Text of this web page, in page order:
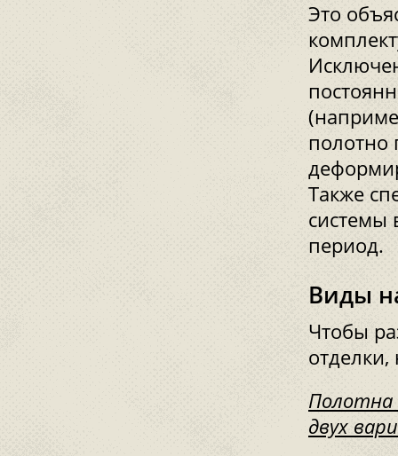
Это
полотно
Также
системы
период.
Виды
Чтобы
Полотна
двух